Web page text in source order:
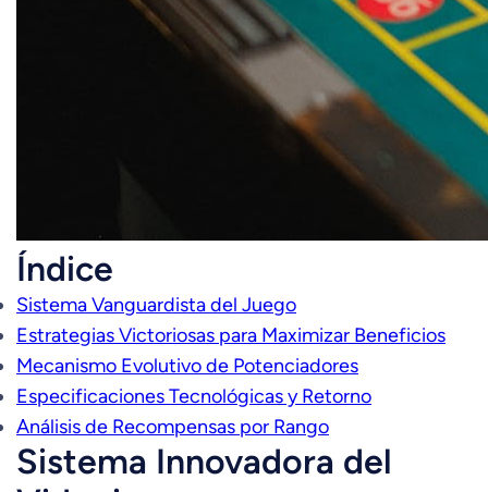
Índice
Sistema Vanguardista del Juego
Estrategias Victoriosas para Maximizar Beneficios
Mecanismo Evolutivo de Potenciadores
Especificaciones Tecnológicas y Retorno
Análisis de Recompensas por Rango
Sistema Innovadora del